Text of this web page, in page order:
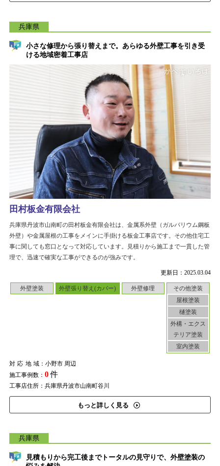
兵庫県
小さな修理から張り替えまで。あらゆる外壁工事を引き受
ける地域密着工事店
更新日：2025.03.04
外壁塗装 外壁張り替え(カバー) 外壁修理
その他塗装
屋根塗装
樋塗装
外構・エクス
テリア塗装
室内塗装
対応地域：小野市 周辺
施工事例数： 0件
工事店住所：兵庫県丹波市山南町谷川
もっと詳しく見る
田村板金有限会社
兵庫県丹波市山南町の田村板金有限会社は、金属系外壁（ガルバリウム鋼板
外壁）や金属屋根の工事をメインに手掛ける板金工事店です。その他住宅工
事に関しても窓口となって対応しています。見積りから施工まで一貫した管
理で、迅速で確実な工事ができるのが強みです。
兵庫県
見積もりから完工後までトータルの見守りで、外壁塗装の